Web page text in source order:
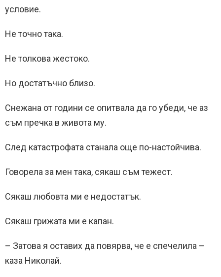
условие.
Не точно така.
Не толкова жестоко.
Но достатъчно близо.
Снежана от години се опитвала да го убеди, че аз
съм пречка в живота му.
След катастрофата станала още по-настойчива.
Говорела за мен така, сякаш съм тежест.
Сякаш любовта ми е недостатък.
Сякаш грижата ми е капан.
– Затова я оставих да повярва, че е спечелила –
каза Николай.